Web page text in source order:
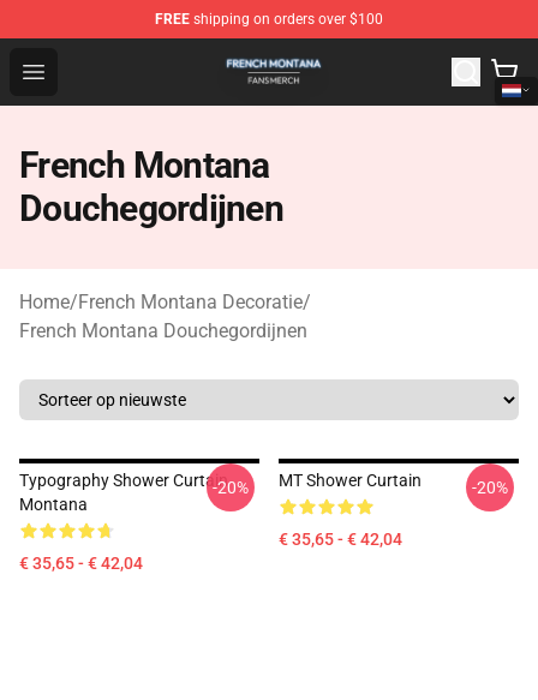
FREE shipping on orders over $100
Open menu
French Montana Shop - Official French Montana
French Montana
Douchegordijnen
Home/French Montana Decoratie/
French Montana Douchegordijnen
Typography Shower Curtain
Montana
€ 35,65 - € 42,04
-20% MT Shower Curtain
€ 35,65 - € 42,04
-20%